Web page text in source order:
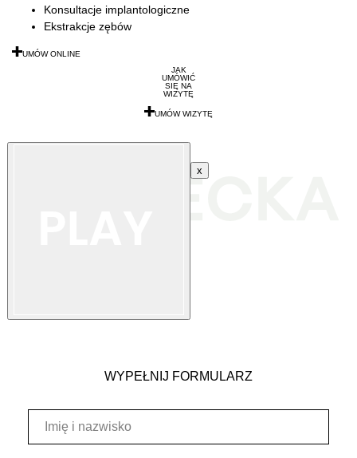
Konsultacje implantologiczne
Ekstrakcje zębów
UMÓW ONLINE
JAK
UMÓWIĆ
SIĘ NA
WIZYTĘ
UMÓW WIZYTĘ
x
WYPEŁNIJ FORMULARZ